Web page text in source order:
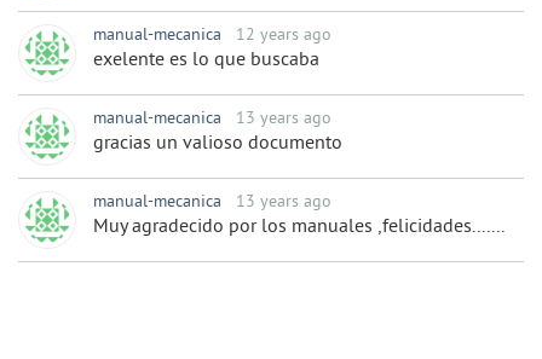
manual-mecanica 12 years ago
exelente es lo que buscaba
manual-mecanica 13 years ago
gracias un valioso documento
manual-mecanica 13 years ago
Muy agradecido por los manuales ,felicidades.......